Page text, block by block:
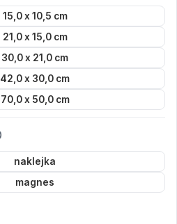
15,0 x 10,5 cm
21,0 x 15,0 cm
30,0 x 21,0 cm
42,0 x 30,0 cm
70,0 x 50,0 cm
naklejka
magnes